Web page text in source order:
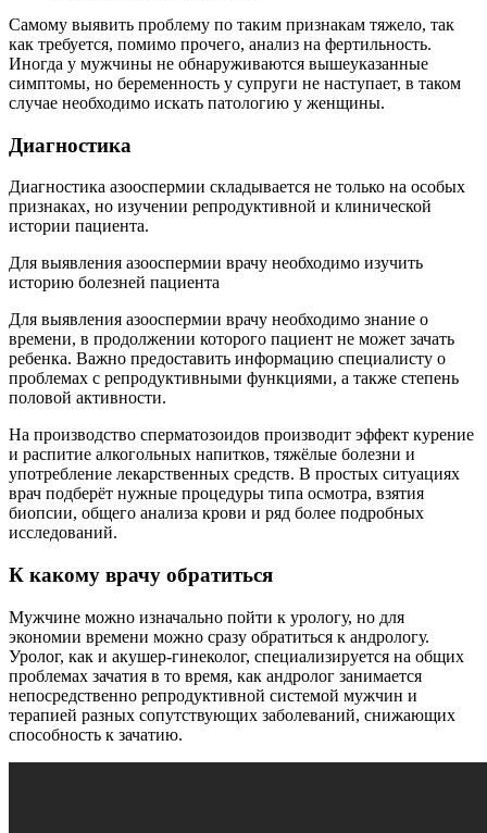
Самому выявить проблему по таким признакам тяжело, так
как требуется, помимо прочего, анализ на фертильность.
Иногда у мужчины не обнаруживаются вышеуказанные
симптомы, но беременность у супруги не наступает, в таком
случае необходимо искать патологию у женщины.
Диагностика
Диагностика азооспермии складывается не только на особых
признаках, но изучении репродуктивной и клинической
истории пациента.
Для выявления азооспермии врачу необходимо изучить
историю болезней пациента
Для выявления азооспермии врачу необходимо знание о
времени, в продолжении которого пациент не может зачать
ребенка. Важно предоставить информацию специалисту о
проблемах с репродуктивными функциями, а также степень
половой активности.
На производство сперматозоидов производит эффект курение
и распитие алкогольных напитков, тяжёлые болезни и
употребление лекарственных средств. В простых ситуациях
врач подберёт нужные процедуры типа осмотра, взятия
биопсии, общего анализа крови и ряд более подробных
исследований.
К какому врачу обратиться
Мужчине можно изначально пойти к урологу, но для
экономии времени можно сразу обратиться к андрологу.
Уролог, как и акушер-гинеколог, специализируется на общих
проблемах зачатия в то время, как андролог занимается
непосредственно репродуктивной системой мужчин и
терапией разных сопутствующих заболеваний, снижающих
способность к зачатию.